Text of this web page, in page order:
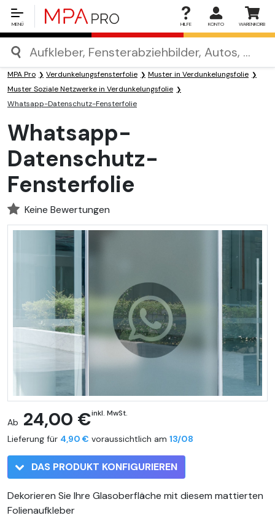
MENÜ HILFE KONTO WARENKORB
MPA Pro Verdunkelungsfensterfolie
Muster in Verdunkelungsfolie
Muster Soziale Netzwerke in Verdunkelungsfolie
Whatsapp-Datenschutz-Fensterfolie
Whatsapp-
Datenschutz-
Fensterfolie
Keine Bewertungen
Ab 24,00 €inkl. MwSt.
Lieferung für 4,90 € voraussichtlich am 13/08
DAS PRODUKT KONFIGURIEREN
Dekorieren Sie Ihre Glasoberfläche mit diesem mattierten
Folienaufkleber